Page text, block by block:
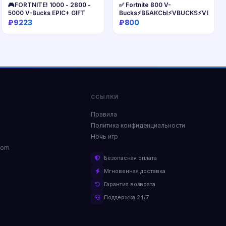
🎮FORTNITE! 1000 - 2800 -
5000 V-Bucks EPIC+ GIFT
₽9223
✅ Fortnite 800 V-
Bucks⚡️ВБАКСЫ⚡️VBUCKS⚡️VB⚡️ВБ⚡️
₽800
ССЫЛКИ
Правила
Политика конфиденциальности
Ночь игр
Безопасная оплата
Мгновенная доставка
Гарантия возврата
Поддержка 24/7